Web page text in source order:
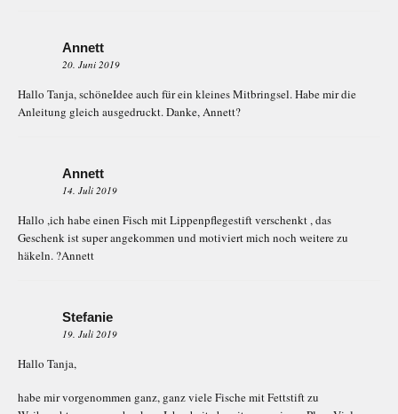
Annett
20. Juni 2019
Hallo Tanja, schöneIdee auch für ein kleines Mitbringsel. Habe mir die
Anleitung gleich ausgedruckt. Danke, Annett?
Annett
14. Juli 2019
Hallo ,ich habe einen Fisch mit Lippenpflegestift verschenkt , das
Geschenk ist super angekommen und motiviert mich noch weitere zu
häkeln. ?Annett
Stefanie
19. Juli 2019
Hallo Tanja,
habe mir vorgenommen ganz, ganz viele Fische mit Fettstift zu